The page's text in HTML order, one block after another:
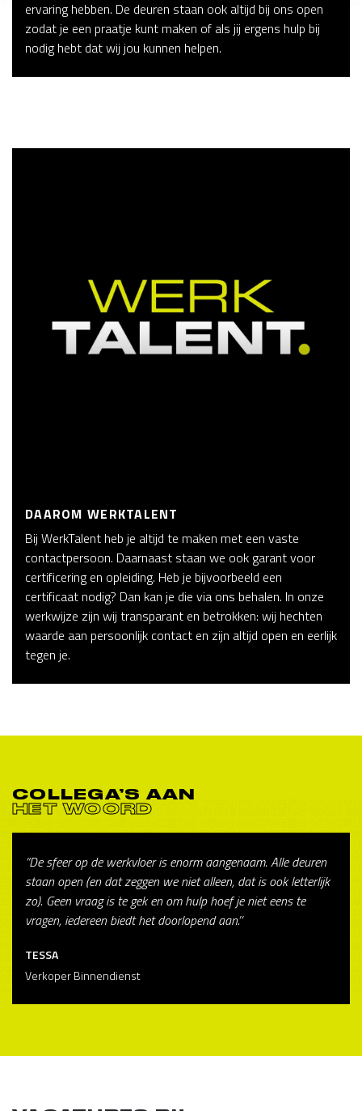
ervaring hebben. De deuren staan ook altijd bij ons open
zodat je een praatje kunt maken of als jij ergens hulp bij
nodig hebt dat wij jou kunnen helpen.
DAAROM WERKTALENT
Bij WerkTalent heb je altijd te maken met een vaste
contactpersoon. Daarnaast staan we ook garant voor
certificering en opleiding. Heb je bijvoorbeeld een
certificaat nodig? Dan kan je die via ons behalen. In onze
werkwijze zijn wij transparant en betrokken: wij hechten
waarde aan persoonlijk contact en zijn altijd open en eerlijk
tegen je.
COLLEGA’S AAN
HET WOORD
”De sfeer op de werkvloer is enorm aangenaam. Alle deuren
staan open (en dat zeggen we niet alleen, dat is ook letterlijk
zo). Geen vraag is te gek en om hulp hoef je niet eens te
vragen, iedereen biedt het doorlopend aan.’’
TESSA
Verkoper Binnendienst